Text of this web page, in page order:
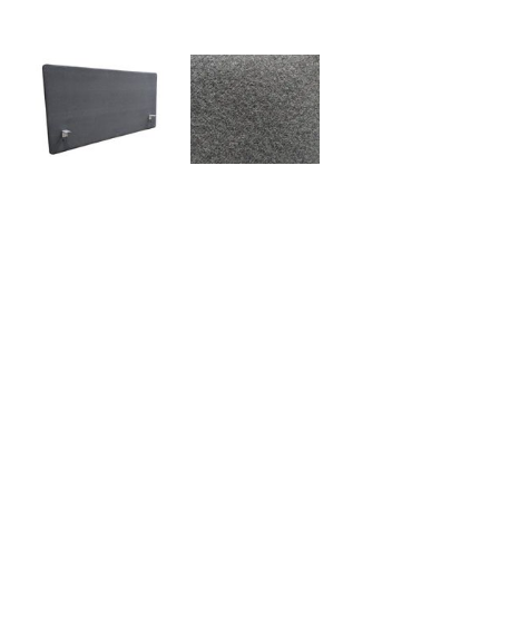
TKzym44WA3b6.jpeggrå3.webp